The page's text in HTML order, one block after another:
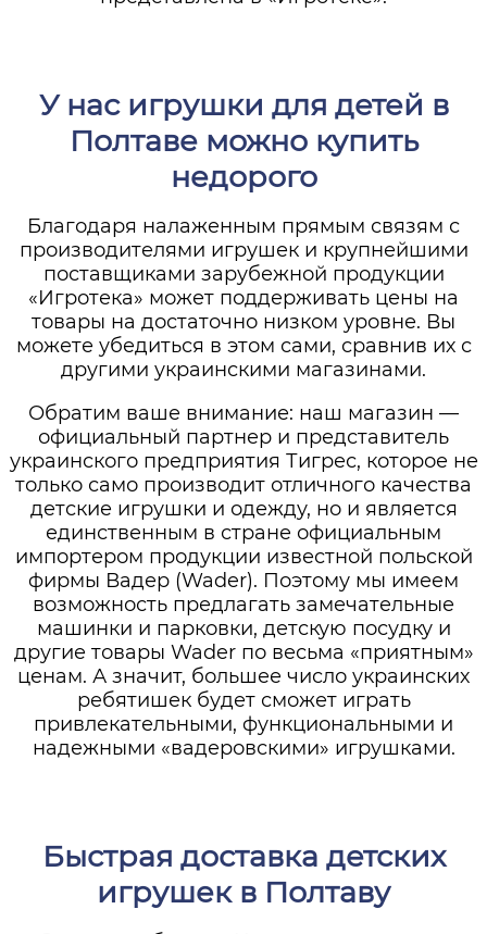
У нас игрушки для детей в
Полтаве можно купить
недорого
Благодаря налаженным прямым связям с
производителями игрушек и крупнейшими
поставщиками зарубежной продукции
«Игротека» может поддерживать цены на
товары на достаточно низком уровне. Вы
можете убедиться в этом сами, сравнив их с
другими украинскими магазинами.
Обратим ваше внимание: наш магазин —
официальный партнер и представитель
украинского предприятия Тигрес, которое не
только само производит отличного качества
детские игрушки и одежду, но и является
единственным в стране официальным
импортером продукции известной польской
фирмы Вадер (Wader). Поэтому мы имеем
возможность предлагать замечательные
машинки и парковки, детскую посудку и
другие товары Wader по весьма «приятным»
ценам. А значит, большее число украинских
ребятишек будет сможет играть
привлекательными, функциональными и
надежными «вадеровскими» игрушками.
Быстрая доставка детских
игрушек в Полтаву